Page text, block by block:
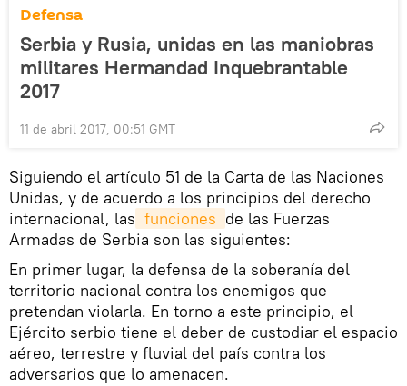
Defensa
Serbia y Rusia, unidas en las maniobras
militares Hermandad Inquebrantable
2017
11 de abril 2017, 00:51 GMT
Siguiendo el artículo 51 de la Carta de las Naciones
Unidas, y de acuerdo a los principios del derecho
internacional, las funciones de las Fuerzas
Armadas de Serbia son las siguientes:
En primer lugar, la defensa de la soberanía del
territorio nacional contra los enemigos que
pretendan violarla. En torno a este principio, el
Ejército serbio tiene el deber de custodiar el espacio
aéreo, terrestre y fluvial del país contra los
adversarios que lo amenacen.